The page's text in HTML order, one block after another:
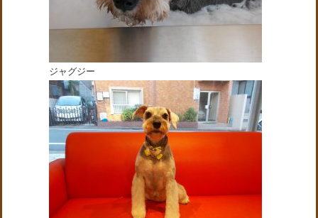
ジャグジー